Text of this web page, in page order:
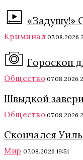
«Задушу!»
Криминал 07.08.2026
Гороскоп
Общество 07.08.2026
Швыдкой
Общество 07.08.2026
Скончался
Мир 07.08.2026 19:51